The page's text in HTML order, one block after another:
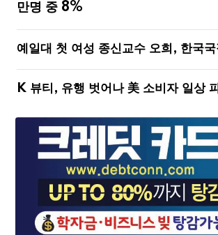
만명 중 8%
예일대 첫 여성 종신교수 오희, 한국
K 뷰티, 유행 벗어나 美 소비자 일상